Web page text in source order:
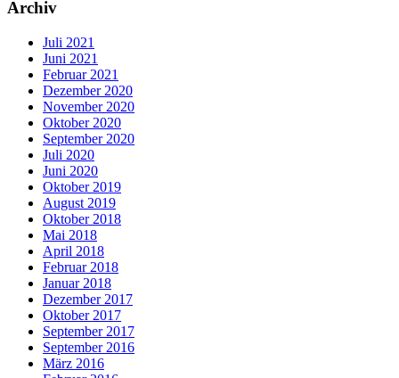
Archiv
Juli 2021
Juni 2021
Februar 2021
Dezember 2020
November 2020
Oktober 2020
September 2020
Juli 2020
Juni 2020
Oktober 2019
August 2019
Oktober 2018
Mai 2018
April 2018
Februar 2018
Januar 2018
Dezember 2017
Oktober 2017
September 2017
September 2016
März 2016